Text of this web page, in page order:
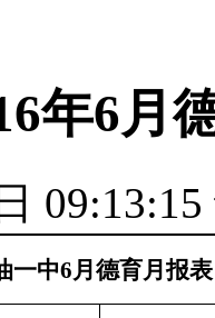
年6月
09:13:15
一中6月德育月报表